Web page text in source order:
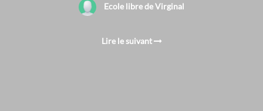
Ecole libre de Virginal
Lire le suivant